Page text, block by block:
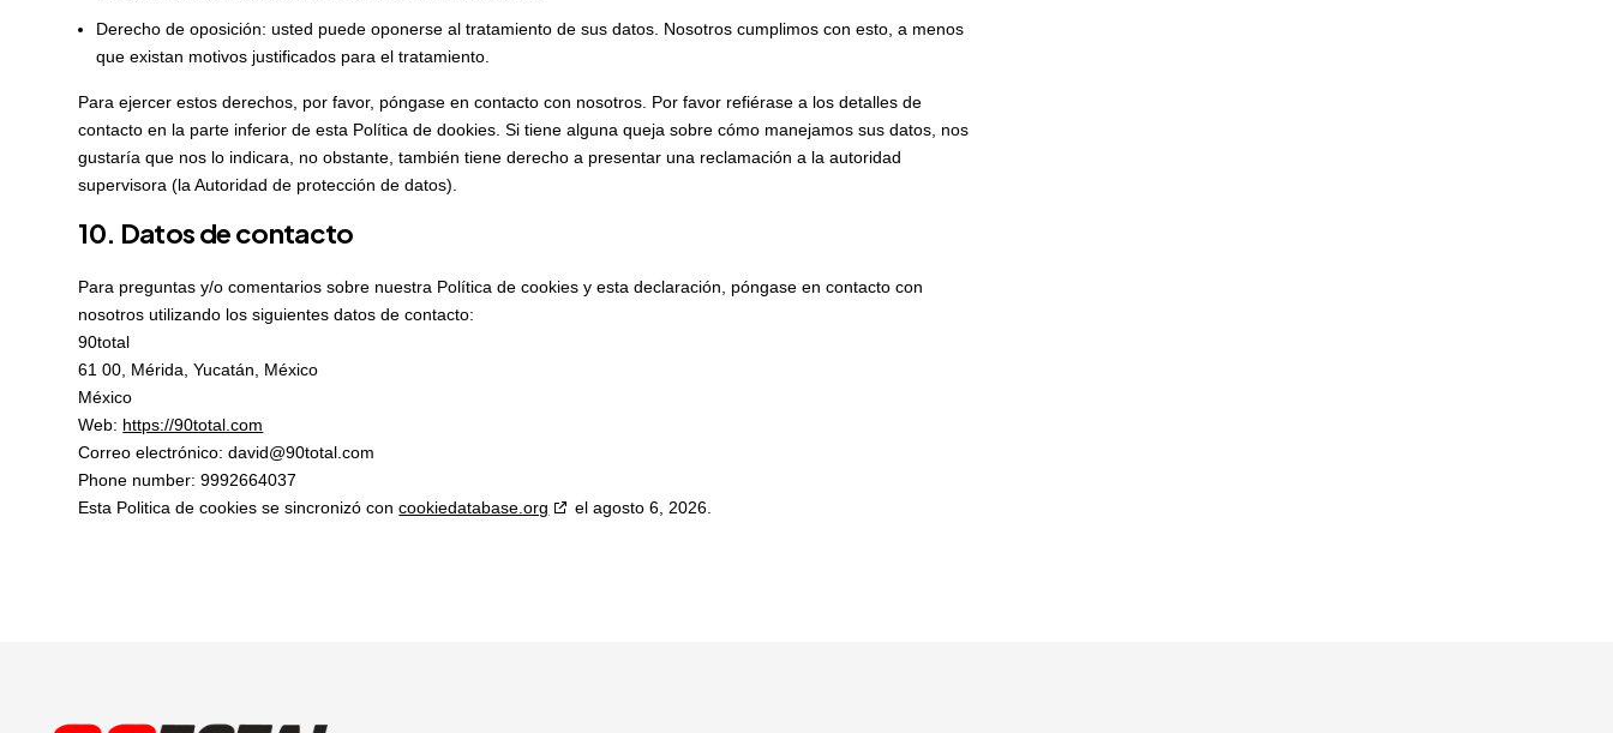
Derecho de oposición: usted puede oponerse al tratamiento de sus datos. Nosotros cumplimos con esto, a menos
que existan motivos justificados para el tratamiento.
Para ejercer estos derechos, por favor, póngase en contacto con nosotros. Por favor refiérase a los detalles de
contacto en la parte inferior de esta Política de dookies. Si tiene alguna queja sobre cómo manejamos sus datos, nos
gustaría que nos lo indicara, no obstante, también tiene derecho a presentar una reclamación a la autoridad
supervisora (la Autoridad de protección de datos).
10. Datos de contacto
Para preguntas y/o comentarios sobre nuestra Política de cookies y esta declaración, póngase en contacto con
nosotros utilizando los siguientes datos de contacto:
90total
61 00, Mérida, Yucatán, México
México
Web: https://90total.com
Correo electrónico:david@90total.com
Phone number: 9992664037
Esta Politica de cookies se sincronizó concookiedatabase.org el agosto 6, 2026.